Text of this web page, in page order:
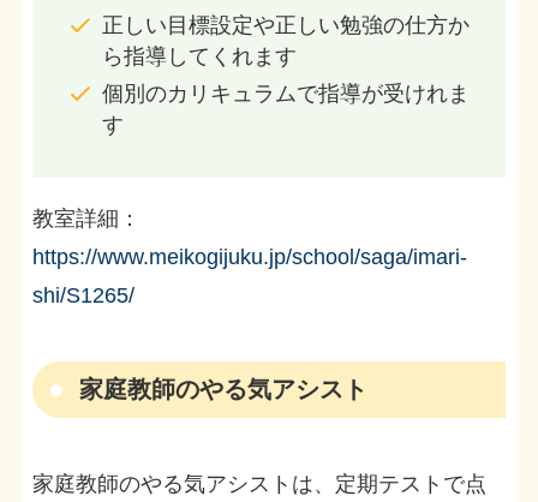
正しい目標設定や正しい勉強の仕方か
ら指導してくれます
個別のカリキュラムで指導が受けれま
す
教室詳細：
https://www.meikogijuku.jp/school/saga/imari-
shi/S1265/
家庭教師のやる気アシスト
家庭教師のやる気アシストは、定期テストで点